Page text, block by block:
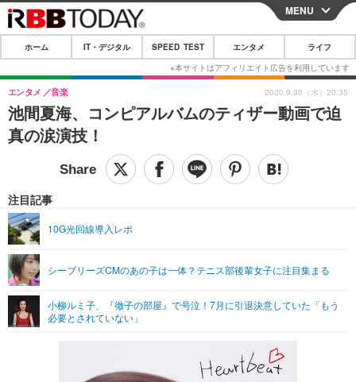
CLOSE
ホーム
IT・デジタル
IT・デジタルTOP スマートフォン
ショッピング その他
SPEED TEST
エンタメTOP 映画・ドラマ
グラビア ブログ
ショッピング その他
ライフTOP
リリース一覧
プッシュ通知の停止方法
MENU
ホーム IT・デジタル SPEED TEST エンタメ ライフ
池間夏海、コンピアルバムのティザー動画で迫
真の涙演技！
エンタメ 音楽
注目記事
10G光回線導入レポ
シーブリーズCMのあの子は一体？テニス部後輩女子に注目集まる
小柳ルミ子、『徹子の部屋』で号泣！7月に引退決意していた「もう
必要とされていない」
2020.9.30（水）20:35